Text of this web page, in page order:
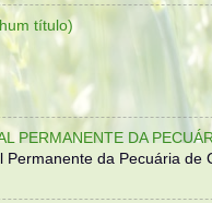
título)
PERMANENTE DA
Permanente da Pecuária de